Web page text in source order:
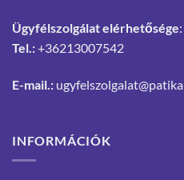
Ügyfélszolgálat elérhetősége
Tel.:+36213007542
E-mail.:
INFORMÁCIÓK